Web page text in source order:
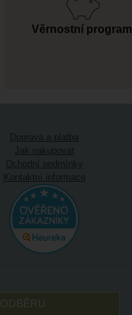
Věrnostní program
Doprava a platba
Jak nakupovat
Ochodní podmínky
Kontaktní informace